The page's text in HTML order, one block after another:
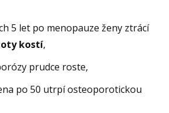
5 let po menopauze ženy ztrácí
kostí,
prudce roste,
po 50 utrpí osteoporotickou